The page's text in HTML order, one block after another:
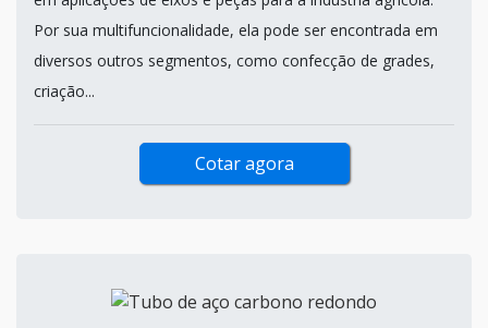
A barra redonda aço carbono é um produto muito
resistente e ideal para empresas automobilísticas,
indústrias, construções civis, entre outras. É muito utilizada
em aplicações de eixos e peças para a indústria agrícola.
diversos outros segmentos, como confecção de grades,